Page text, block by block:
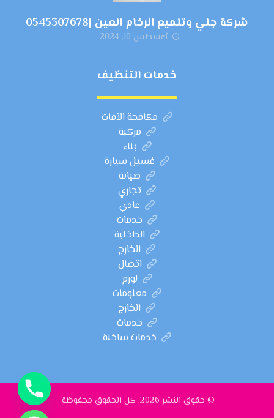
شركة جلي وتلميع الرخام العين |0545307678
أغسطس 10, 2024
خدمات التنظيف
مكافحة الآفات
مركبة
بناء
غسيل سيارة
صيانة
تجاري
عادي
خدمات
الداخلية
الخارج
اتصال
لورم
معلومات
الخارج
خدمات
خدمات ساخنة
© حقوق النشر 2026. كل الحقوق محفوظة.